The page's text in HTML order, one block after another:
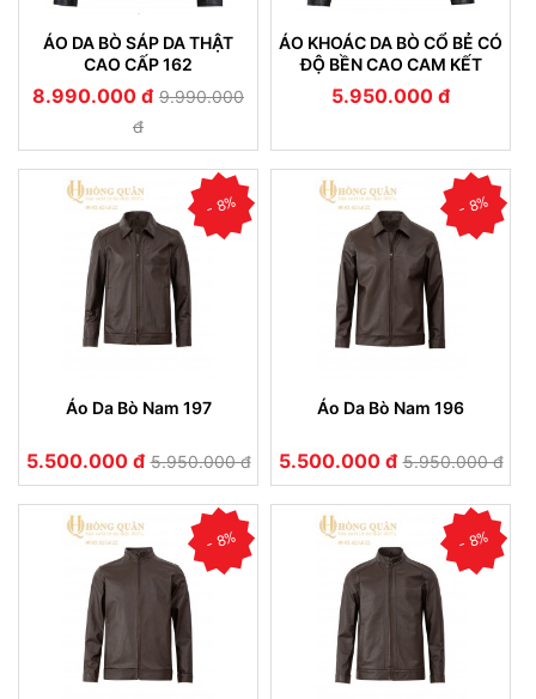
ÁO DA BÒ SÁP DA THẬT
CAO CẤP 162
8.990.000 đ 9.990.000
đ
ÁO KHOÁC DA BÒ CỔ BẺ CÓ
ĐỘ BỀN CAO CAM KẾT
KHÔNG NỔ DA (101)
5.950.000 đ
- 8%
Áo Da Bò Nam 197
5.500.000 đ 5.950.000 đ
- 8%
Áo Da Bò Nam 196
5.500.000 đ 5.950.000 đ
- 8% - 8%